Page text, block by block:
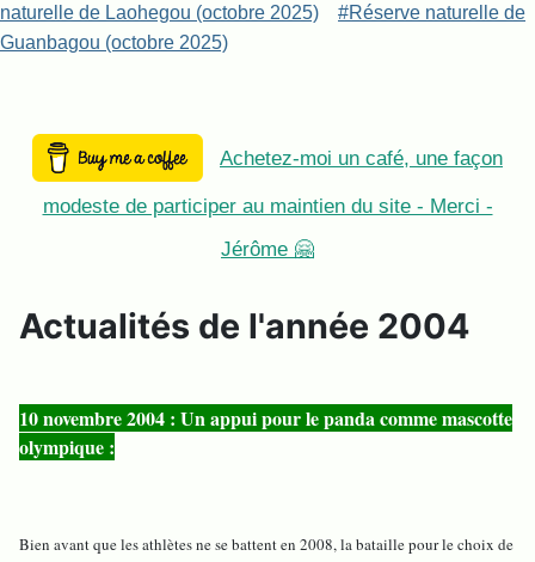
naturelle de Laohegou (octobre 2025)
#Réserve naturelle de
Guanbagou (octobre 2025)
Achetez-moi un café, une façon
modeste de participer au maintien du site - Merci -
Jérôme 🤗
Actualités de l'année 2004
10 novembre 2004 : Un appui pour le panda comme mascotte
olympique :
Bien avant que les athlètes ne se battent en 2008, la bataille pour le choix de